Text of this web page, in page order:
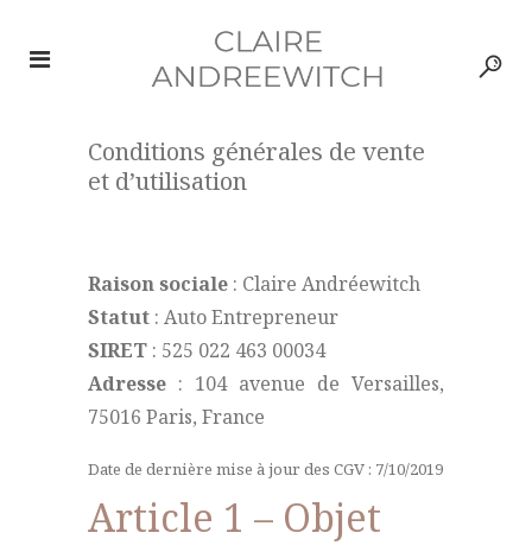
Conditions générales de vente
et d’utilisation
Raison sociale : Claire Andréewitch
Statut : Auto Entrepreneur
SIRET : 525 022 463 00034
Adresse : 104 avenue de Versailles,
75016 Paris, France
Date de dernière mise à jour des CGV : 7/10/2019
Article 1 – Objet